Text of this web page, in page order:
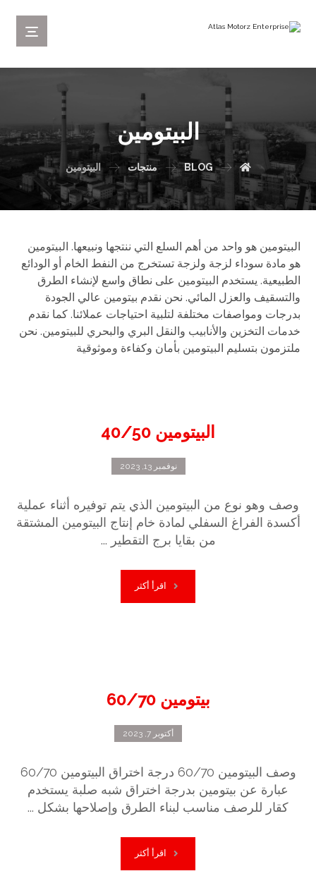
البيتومين
BLOG منتجات البيتومين
البيتومين هو واحد من أهم السلع التي ننتجها ونبيعها. البيتومين
هو مادة سوداء لزجة ولزجة تستخرج من النفط الخام أو الودائع
الطبيعية. يستخدم البيتومين على نطاق واسع لإنشاء الطرق
والتسقيف والعزل المائي. نحن نقدم بيتومين عالي الجودة
بدرجات ومواصفات مختلفة لتلبية احتياجات عملائنا. كما نقدم
خدمات التخزين والأنابيب والنقل البري والبحري للبيتومين. نحن
ملتزمون بتسليم البيتومين بأمان وكفاءة وموثوقية
البيتومين 40/50
نوفمبر 13, 2023
وصف وهو نوع من البيتومين الذي يتم توفيره أثناء عملية
أكسدة الفراغ السفلي لمادة خام إنتاج البيتومين المشتقة
من بقايا برج التقطير ...
اقرأ أكثر
بيتومين 60/70
أكتوبر 7, 2023
وصف البيتومين 60/70 درجة اختراق البيتومين 60/70
عبارة عن بيتومين بدرجة اختراق شبه صلبة يستخدم
كقار للرصف مناسب لبناء الطرق وإصلاحها بشكل ...
اقرأ أكثر